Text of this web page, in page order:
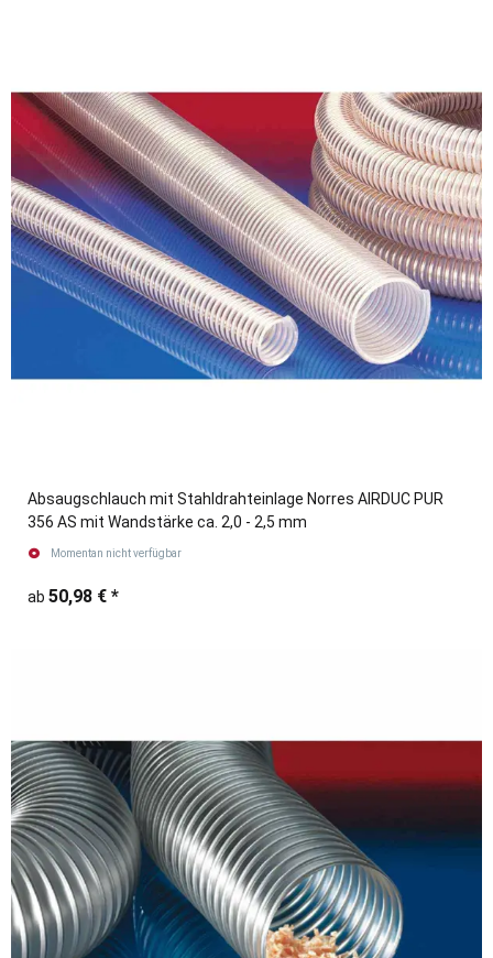
Absaugschlauch mit Stahldrahteinlage Norres AIRDUC PUR
356 AS mit Wandstärke ca. 2,0 - 2,5 mm
Momentan nicht verfügbar
ab 50,98 € *